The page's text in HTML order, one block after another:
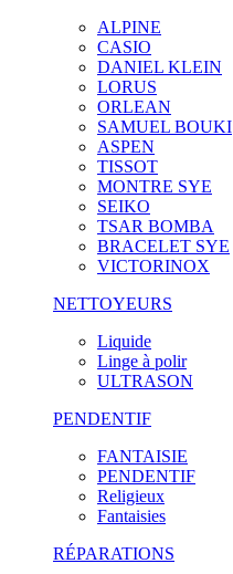
ALPINE
CASIO
DANIEL KLEIN
LORUS
ORLEAN
SAMUEL BOUKI
ASPEN
TISSOT
MONTRE SYE
SEIKO
TSAR BOMBA
BRACELET SYE
VICTORINOX
NETTOYEURS
Liquide
Linge à polir
ULTRASON
PENDENTIF
FANTAISIE
PENDENTIF
Religieux
Fantaisies
RÉPARATIONS